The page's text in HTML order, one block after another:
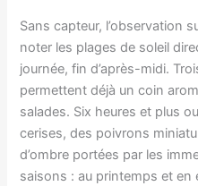
Sans capteur, l’observation
noter les plages de soleil
journée, fin d’après-midi.
permettent déjà un coin
salades. Six heures et plus
cerises, des poivrons
d’ombre portées par les
saisons : au printemps et en